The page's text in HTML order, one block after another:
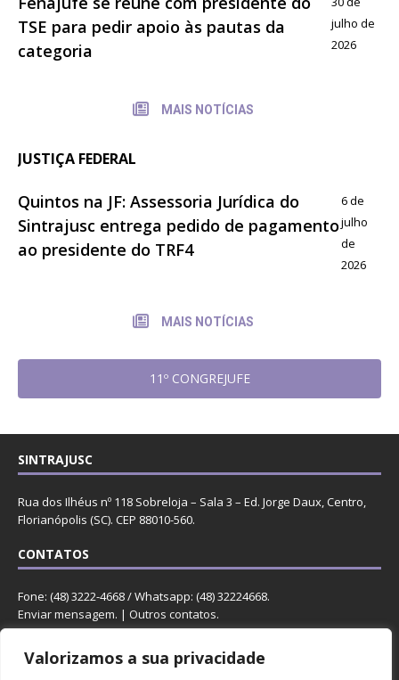
Valorizamos a sua privacidade
TSE para pedir apoio às pautas da
categoria
julho de
2026
MAIS NOTÍCIAS
JUSTIÇA FEDERAL
Quintos na JF: Assessoria Jurídica do
Sintrajusc entrega pedido de pagamento
ao presidente do TRF4
6 de
julho
de
2026
MAIS NOTÍCIAS
11º CONGREJUFE
SINTRAJUSC
Rua dos Ilhéus nº 118 Sobreloja – Sala 3 – Ed. Jorge Daux, Centro,
Florianópolis (SC). CEP 88010-560.
CONTATOS
Fone: (48) 3222-4668 / Whatsapp: (48) 32224668.
Enviar mensagem. | Outros contatos.
REDES